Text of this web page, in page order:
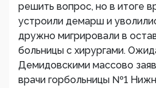
решить вопрос, но в итоге
устроили демарш и
дружно мигрировали в
больницы с хирургами.
Демидовскими массово
врачи горбольницы №1